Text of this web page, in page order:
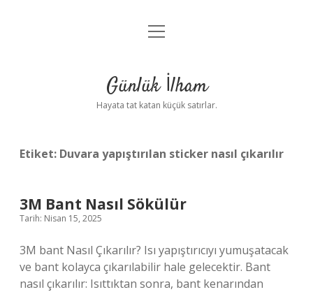
Anasayfa
Yasal Uyarı
menüyü
Günlük İlham
Hayata tat katan küçük satırlar.
Etiket: Duvara yapıştırılan sticker nasıl çıkarılır
3M Bant Nasıl Sökülür
Tarih: Nisan 15, 2025
3M bant Nasıl Çıkarılır? Isı yapıştırıcıyı yumuşatacak
ve bant kolayca çıkarılabilir hale gelecektir. Bant
nasıl çıkarılır: Isıttıktan sonra, bant kenarından